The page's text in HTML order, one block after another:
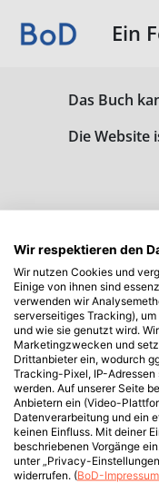
Ein
Das Buch
Die Website
Wir respektieren den
Wir nutzen Cookies und
Einige von ihnen sind
verwenden wir
serverseitiges Tracking),
und wie sie genutzt wird.
Marketingzwecken und
Drittanbieter ein, wodurch
Tracking-Pixel, IP-
werden. Auf unserer Seite
Anbietern ein (Video-
Datenverarbeitung und ein
keinen Einfluss. Mit deiner
beschriebenen Vorgänge
unter „Privacy-
widerrufen. (BoD-Impressum